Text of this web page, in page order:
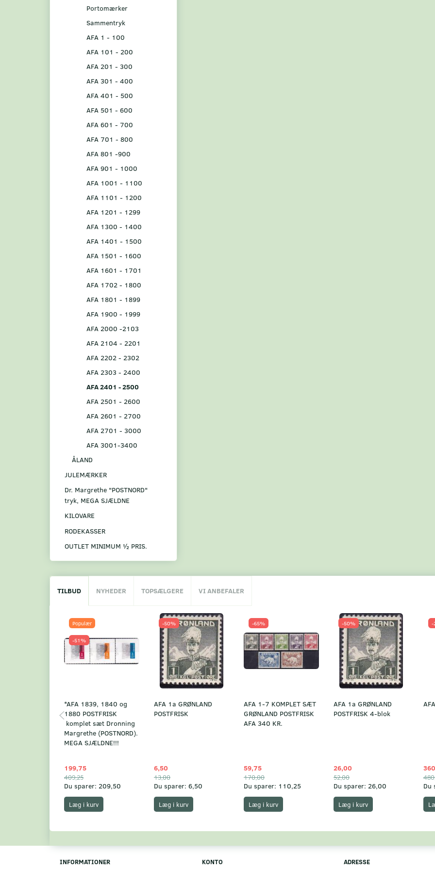
Portomærker
Sammentryk
AFA 1 - 100
AFA 101 - 200
AFA 201 - 300
AFA 301 - 400
AFA 401 - 500
AFA 501 - 600
AFA 601 - 700
AFA 701 - 800
AFA 801 -900
AFA 901 - 1000
AFA 1001 - 1100
AFA 1101 - 1200
AFA 1201 - 1299
AFA 1300 - 1400
AFA 1401 - 1500
AFA 1501 - 1600
AFA 1601 - 1701
AFA 1702 - 1800
AFA 1801 - 1899
AFA 1900 - 1999
AFA 2000 -2103
AFA 2104 - 2201
AFA 2202 - 2302
AFA 2303 - 2400
AFA 2401 - 2500
AFA 2501 - 2600
AFA 2601 - 2700
AFA 2701 - 3000
AFA 3001-3400
ÅLAND
JULEMÆRKER
Dr. Margrethe "POSTNORD"
tryk, MEGA SJÆLDNE
KILOVARE
RODEKASSER
OUTLET MINIMUM ½ PRIS.
TILBUD NYHEDER TOPSÆLGERE VI ANBEFALER
Populær
-51%
*AFA 1839, 1840 og
1880 POSTFRISK
komplet sæt Dronning
Margrethe (POSTNORD).
MEGA SJÆLDNE!!!
199,75
409,25
Du sparer: 209,50
Læg i kurv
-50%
AFA 1a GRØNLAND
POSTFRISK
6,50
13,00
Du sparer: 6,50
Læg i kurv
-65%
AFA 1-7 KOMPLET SÆT
GRØNLAND POSTFRISK
AFA 340 KR.
59,75
170,00
Du sparer: 110,25
Læg i kurv
-50%
AFA 1a GRØNLAND
POSTFRISK 4-blok
26,00
52,00
Du sparer: 26,00
Læg i kurv
-
Du
INFORMATIONER KONTO ADRESSE